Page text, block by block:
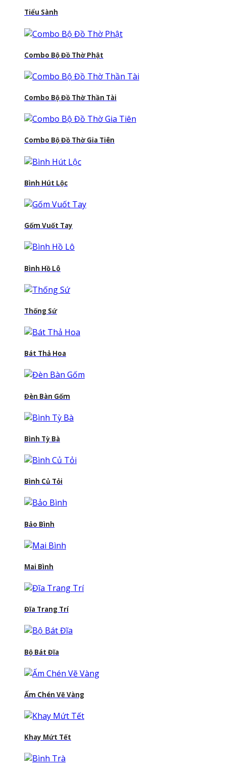
Tiểu Sành
Combo Bộ Đồ Thờ Phật
Combo Bộ Đồ Thờ Thần Tài
Combo Bộ Đồ Thờ Gia Tiên
Bình Hút Lộc
Gốm Vuốt Tay
Bình Hồ Lô
Thống Sứ
Bát Thả Hoa
Đèn Bàn Gốm
Bình Tỳ Bà
Bình Củ Tỏi
Bảo Bình
Mai Bình
Đĩa Trang Trí
Bộ Bát Đĩa
Ấm Chén Vẽ Vàng
Khay Mứt Tết